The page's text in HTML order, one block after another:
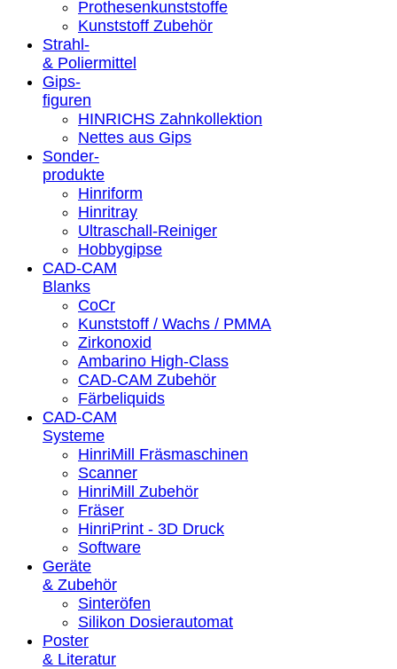
Prothesenkunststoffe
Kunststoff Zubehör
Strahl-
& Poliermittel
Gips-
figuren
HINRICHS Zahnkollektion
Nettes aus Gips
Sonder-
produkte
Hinriform
Hinritray
Ultraschall-Reiniger
Hobbygipse
CAD-CAM
Blanks
CoCr
Kunststoff / Wachs / PMMA
Zirkonoxid
Ambarino High-Class
CAD-CAM Zubehör
Färbeliquids
CAD-CAM
Systeme
HinriMill Fräsmaschinen
Scanner
HinriMill Zubehör
Fräser
HinriPrint - 3D Druck
Software
Geräte
& Zubehör
Sinteröfen
Silikon Dosierautomat
Poster
& Literatur